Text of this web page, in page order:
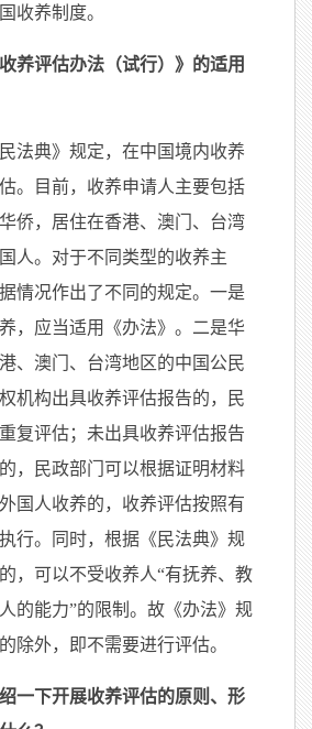
收养制度。
养评估办法（试行）》的适用
法典》规定，在中国境内收养
。目前，收养申请人主要包括
侨，居住在香港、澳门、台湾
人。对于不同类型的收养主
情况作出了不同的规定。一是
，应当适用《办法》。二是华
、澳门、台湾地区的中国公民
机构出具收养评估报告的，民
复评估；未出具收养评估报告
，民政部门可以根据证明材料
国人收养的，收养评估按照有
行。同时，根据《民法典》规
，可以不受收养人“有抚养、教
的能力”的限制。故《办法》规
除外，即不需要进行评估。
一下开展收养评估的原则、形